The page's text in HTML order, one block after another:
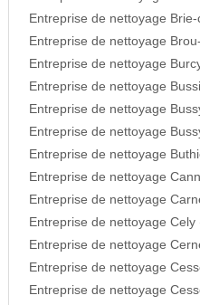
Entreprise de nettoyage
Entreprise de nettoyage
Entreprise de nettoyage
Entreprise de nettoyage
Entreprise de nettoyage
Entreprise de nettoyage
Entreprise de nettoyage
Entreprise de nettoyage
Entreprise de nettoyage
Entreprise de nettoyage Cely
Entreprise de nettoyage
Entreprise de nettoyage
Entreprise de nettoyage